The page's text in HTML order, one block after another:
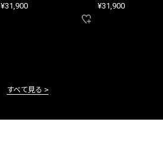
¥31,900 ¥31,900
すべて見る